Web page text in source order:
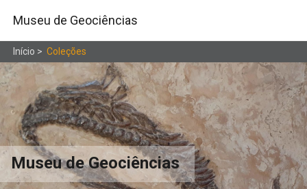
Museu de Geociências
Início > Coleções
Museu de Geociências